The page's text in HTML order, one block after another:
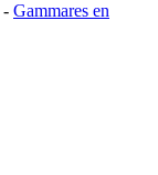
- Gammares en